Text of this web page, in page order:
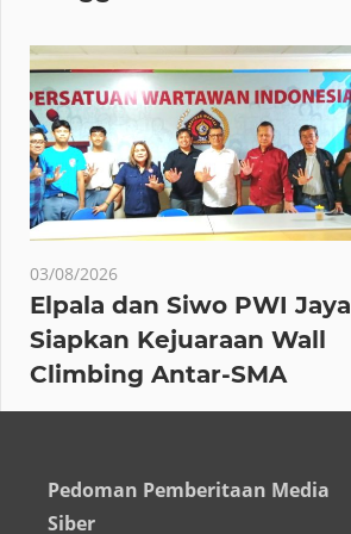
03/08/2026
Elpala dan Siwo PWI Jaya
Siapkan Kejuaraan Wall
Climbing Antar-SMA
Pedoman Pemberitaan Media
Siber